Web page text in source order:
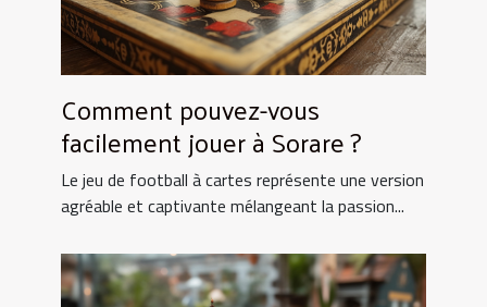
Comment pouvez-vous
facilement jouer à Sorare ?
Le jeu de football à cartes représente une version
agréable et captivante mélangeant la passion...